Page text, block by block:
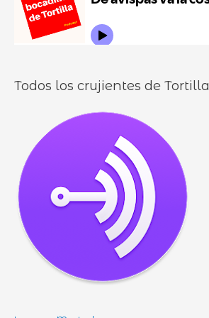
Todos los crujientes de Tortilla